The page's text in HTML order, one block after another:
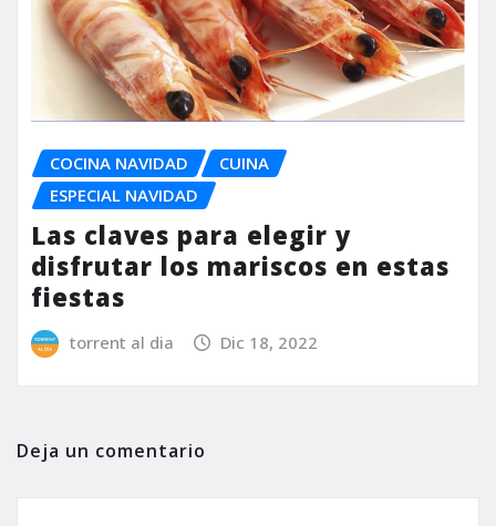
COCINA NAVIDAD
CUINA
ESPECIAL NAVIDAD
Las claves para elegir y
disfrutar los mariscos en estas
fiestas
torrent al dia Dic 18, 2022
Deja un comentario